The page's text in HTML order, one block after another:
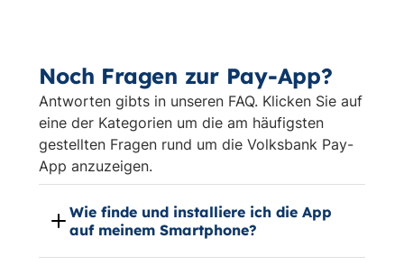
Noch Fragen zur Pay-App?
Antworten gibts in unseren FAQ. Klicken Sie auf
eine der Kategorien um die am häufigsten
gestellten Fragen rund um die Volksbank Pay-
App anzuzeigen.
Wie finde und installiere ich die App
auf meinem Smartphone?